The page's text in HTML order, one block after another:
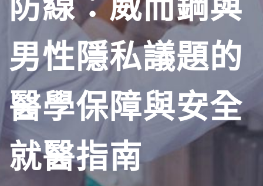
男性隱私議題的
醫學保障與安全
就醫指南